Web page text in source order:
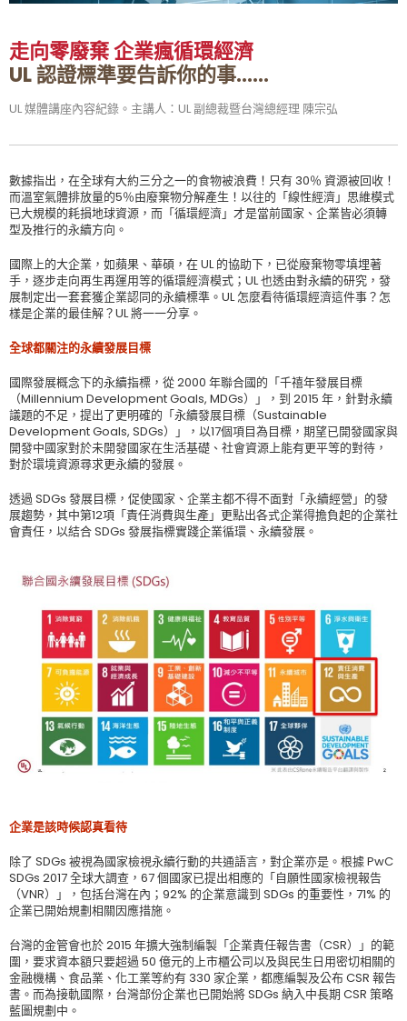
走向零廢棄 企業瘋循環經濟
UL 認證標準要告訴你的事……
UL 媒體講座內容紀錄。主講人：UL 副總裁暨台灣總經理 陳宗弘
數據指出，在全球有大約三分之一的食物被浪費！只有 30％ 資源被回收！
而溫室氣體排放量的5％由廢棄物分解產生！以往的「線性經濟」思維模式
已大規模的耗損地球資源，而「循環經濟」才是當前國家、企業皆必須轉
型及推行的永續方向。
國際上的大企業，如蘋果、華碩，在 UL 的協助下，已從廢棄物零填埋著
手，逐步走向再生再運用等的循環經濟模式；UL 也透由對永續的研究，發
展制定出一套套獲企業認同的永續標準。UL 怎麼看待循環經濟這件事？怎
樣是企業的最佳解？UL 將一一分享。
全球都關注的永續發展目標
國際發展概念下的永續指標，從 2000 年聯合國的「千禧年發展目標
（Millennium Development Goals, MDGs）」，到 2015 年，針對永續
議題的不足，提出了更明確的「永續發展目標（Sustainable
Development Goals, SDGs）」，以17個項目為目標，期望已開發國家與
開發中國家對於未開發國家在生活基礎、社會資源上能有更平等的對待，
對於環境資源尋求更永續的發展。
透過 SDGs 發展目標，促使國家、企業主都不得不面對「永續經營」的發
展趨勢，其中第12項「責任消費與生產」更點出各式企業得擔負起的企業社
會責任，以結合 SDGs 發展指標實踐企業循環、永續發展。
企業是該時候認真看待
除了 SDGs 被視為國家檢視永續行動的共通語言，對企業亦是。根據 PwC
SDGs 2017 全球大調查，67 個國家已提出相應的「自願性國家檢視報告
（VNR）」，包括台灣在內；92% 的企業意識到 SDGs 的重要性，71% 的
企業已開始規劃相關因應措施。
台灣的金管會也於 2015 年擴大強制編製「企業責任報告書（CSR）」的範
圍，要求資本額只要超過 50 億元的上市櫃公司以及與民生日用密切相關的
金融機構、食品業、化工業等約有 330 家企業，都應編製及公布 CSR 報告
書。而為接軌國際，台灣部份企業也已開始將 SDGs 納入中長期 CSR 策略
藍圖規劃中。